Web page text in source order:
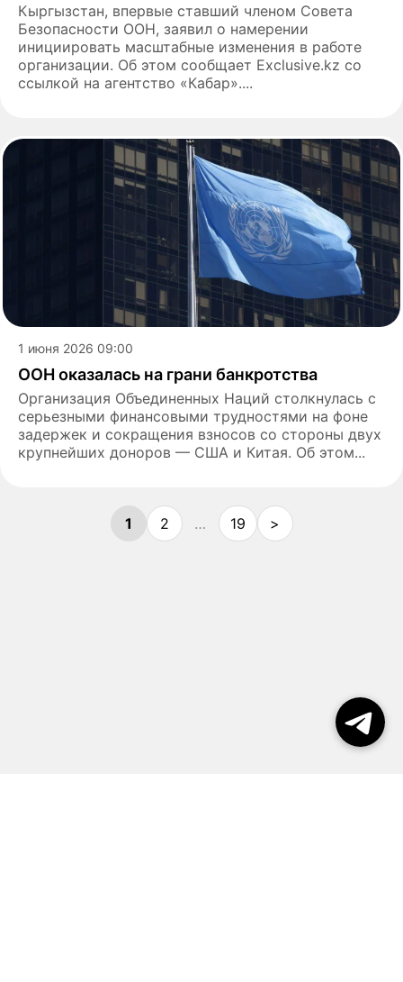
Кыргызстан, впервые ставший членом Совета
Безопасности ООН, заявил о намерении
инициировать масштабные изменения в работе
организации. Об этом сообщает Exclusive.kz со
ссылкой на агентство «Кабар»....
1 июня 2026 09:00
ООН оказалась на грани банкротства
Организация Объединенных Наций столкнулась с
серьезными финансовыми трудностями на фоне
задержек и сокращения взносов со стороны двух
крупнейших доноров — США и Китая. Об этом...
1 2 … 19 >